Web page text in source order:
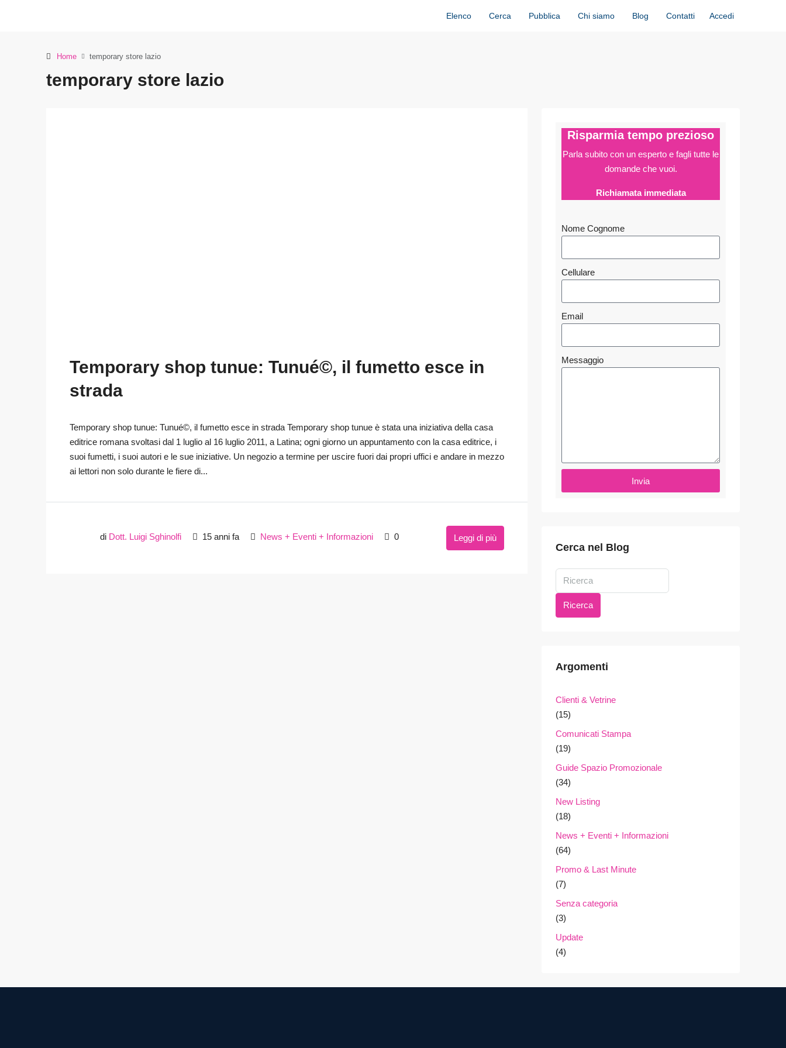
Elenco Cerca Pubblica Chi siamo Blog Contatti Accedi
Home temporary store lazio
temporary store lazio
Temporary shop tunue: Tunué©, il fumetto esce in
strada
Temporary shop tunue: Tunué©, il fumetto esce in strada Temporary shop tunue è stata una iniziativa della casa
editrice romana svoltasi dal 1 luglio al 16 luglio 2011, a Latina; ogni giorno un appuntamento con la casa editrice, i
suoi fumetti, i suoi autori e le sue iniziative. Un negozio a termine per uscire fuori dai propri uffici e andare in mezzo
ai lettori non solo durante le fiere di...
di Dott. Luigi Sghinolfi 15 anni fa News + Eventi + Informazioni 0 Leggi di più
Risparmia tempo prezioso
Parla subito con un esperto e fagli tutte le
domande che vuoi.
Richiamata immediata
Nome Cognome
Cellulare
Email
Messaggio
Invia
Cerca nel Blog
Ricerca
Argomenti
Clienti & Vetrine
(15)
Comunicati Stampa
(19)
Guide Spazio Promozionale
(34)
New Listing
(18)
News + Eventi + Informazioni
(64)
Promo & Last Minute
(7)
Senza categoria
(3)
Update
(4)